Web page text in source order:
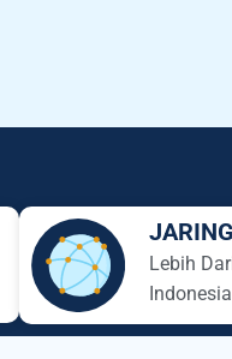
Lebih